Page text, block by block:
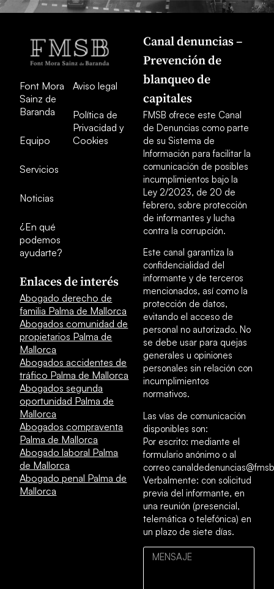
Font Mora
Sainz de
Baranda
Equipo
Servicios
Noticias
¿En qué
podemos
ayudarte?
Aviso legal
Política de
Privacidad y
Cookies
Enlaces de interés
Abogado derecho de
familia Palma de Mallorca
Abogados comunidad de
propietarios Palma de
Mallorca
Abogados accidentes de
tráfico Palma de Mallorca
Abogados segunda
oportunidad Palma de
Mallorca
Abogados compraventa
Palma de Mallorca
Abogado laboral Palma
de Mallorca
Abogado penal Palma de
Mallorca
Canal denuncias –
Prevención de
blanqueo de
capitales
FMSB ofrece este Canal
de Denuncias como parte
de su Sistema de
Información para facilitar la
comunicación de posibles
incumplimientos bajo la
Ley 2/2023, de 20 de
febrero, sobre protección
de informantes y lucha
contra la corrupción.
Este canal garantiza la
confidencialidad del
informante y de terceros
mencionados, así como la
protección de datos,
evitando el acceso de
personal no autorizado. No
se debe usar para quejas
generales u opiniones
personales sin relación con
incumplimientos
normativos.
Las vías de comunicación
disponibles son:
Por escrito: mediante el
formulario anónimo o al
correo
Verbalmente: con solicitud
previa del informante, en
una reunión (presencial,
telemática o telefónica) en
un plazo de siete días.